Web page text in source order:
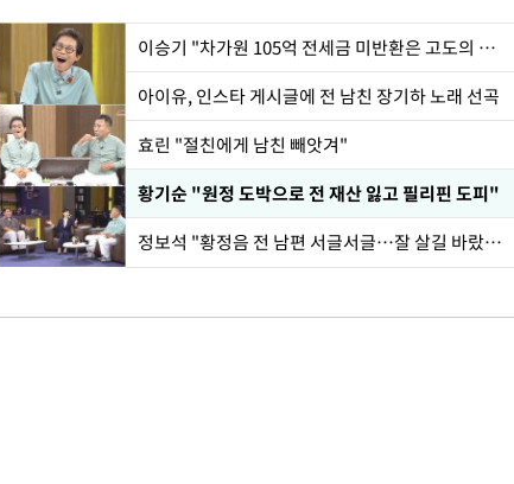
이승기 "차가원 105억 전세금 미반환은 고도의 사기"
아이유, 인스타 게시글에 전 남친 장기하 노래 선곡
효린 "절친에게 남친 빼앗겨"
황기순 "원정 도박으로 전 재산 잃고 필리핀 도피"
정보석 "황정음 전 남편 서글서글…잘 살길 바랐는데"